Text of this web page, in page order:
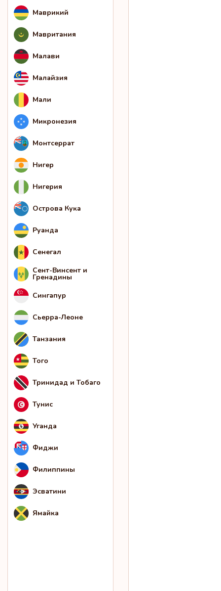
Маврикий
Мавритания
Малави
Малайзия
Мали
Микронезия
Монтсеррат
Нигер
Нигерия
Острова Кука
Руанда
Сенегал
Сент-Винсент и
Гренадины
Сингапур
Сьерра-Леоне
Танзания
Того
Тринидад и Тобаго
Тунис
Уганда
Фиджи
Филиппины
Эсватини
Ямайка